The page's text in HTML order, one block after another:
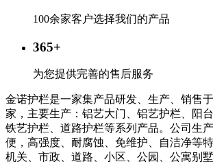
100余家客户选择我们的产品
365+
为您提供完善的售后服务
金诺护栏是一家集产品研发、生产、销售
家，主要生产：铝艺大门、铝艺护栏、阳
铁艺护栏、道路护栏等系列产品。公司生
便，高强度、耐腐蚀、免维护、自洁净等
机关、市政、道路、小区、公园、公寓别